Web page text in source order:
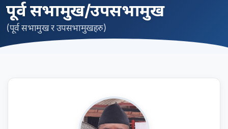
पूर्व सभामुख/उपसभामुख
(पूर्व सभामुख र उपसभामुखहरु)